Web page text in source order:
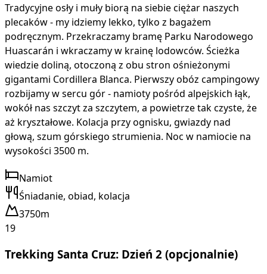
Tradycyjne osły i muły biorą na siebie ciężar naszych
plecaków - my idziemy lekko, tylko z bagażem
podręcznym. Przekraczamy bramę Parku Narodowego
Huascarán i wkraczamy w krainę lodowców. Ścieżka
wiedzie doliną, otoczoną z obu stron ośnieżonymi
gigantami Cordillera Blanca. Pierwszy obóz campingowy
rozbijamy w sercu gór - namioty pośród alpejskich łąk,
wokół nas szczyt za szczytem, a powietrze tak czyste, że
aż kryształowe. Kolacja przy ognisku, gwiazdy nad
głową, szum górskiego strumienia. Noc w namiocie na
wysokości 3500 m.
Namiot
Śniadanie, obiad, kolacja
3750m
19
Trekking Santa Cruz: Dzień 2 (opcjonalnie)